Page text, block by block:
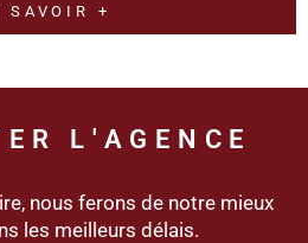
SAVOIR +
L'AGENCE
nous ferons de notre mieux
les meilleurs délais.